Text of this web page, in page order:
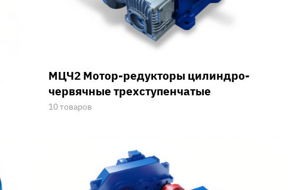
МЦЧ2 Мотор-редукторы цилиндро-
червячные трехступенчатые
10 товаров